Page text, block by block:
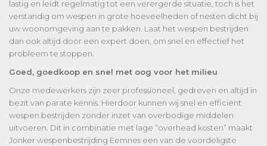
lastig en leidt regelmatig tot een verergerde situatie, toch is het
verstandig om wespen in grote hoeveelheden of nesten dicht bij
uw woonomgeving aan te pakken. Laat het wespen bestrijden
dan ook altijd door een expert doen, om snel en effectief het
probleem te stoppen.
Goed, goedkoop en snel met oog voor het milieu
Onze medewerkers zijn zeer professioneel, gedreven en altijd in
bezit van parate kennis. Hierdoor kunnen wij snel en efficiënt
wespen bestrijden zonder inzet van overbodige middelen
uitvoeren. Dit in combinatie met lage “overhead kosten” maakt
Jonker wespenbestrijding Eemnes een van de voordeligste